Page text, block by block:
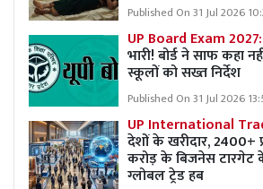
Published On 31 Jul 2026
UP Board Exam 2027:
भारी! बोर्ड ने साफ कहा
स्कूलों को सख्त निर्देश
Published On 31 Jul 2026
UP International
देशों के खरीदार, 2400+
करोड़ के बिजनेस टारगेट
ग्लोबल ट्रेड हब